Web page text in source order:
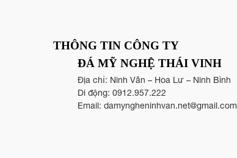
THÔNG TIN CÔNG TY
ĐÁ MỸ NGHỆ THÁI VINH
Địa chỉ: Ninh Vân – Hoa Lư – Ninh Bình
Di động: 0912.957.222
Email: damyngheninhvan.net@gmail.com